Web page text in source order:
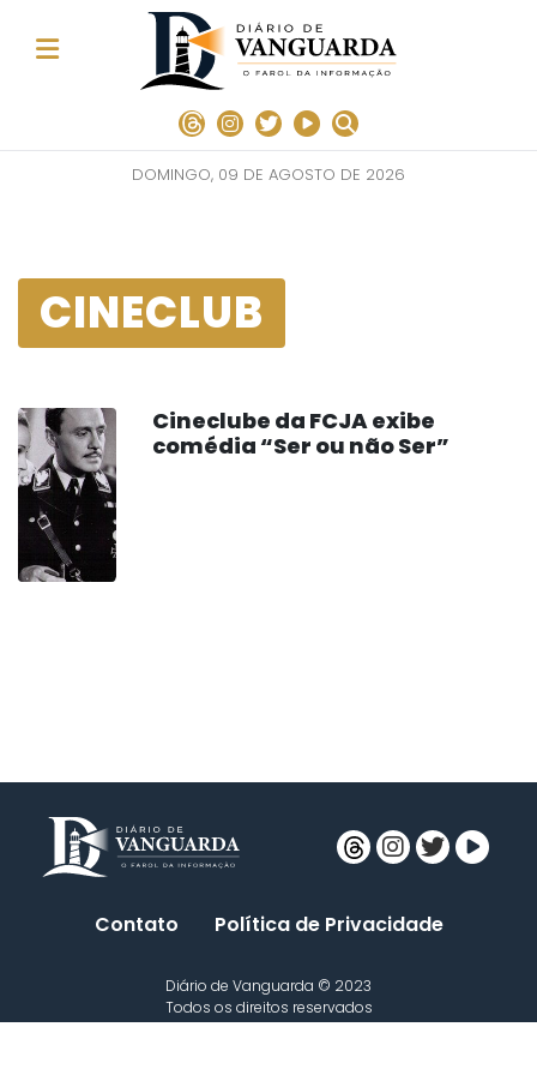
DOMINGO, 09 DE AGOSTO DE 2026
CINECLUB
Cineclube da FCJA exibe
comédia “Ser ou não Ser”
Contato Política de Privacidade
Diário de Vanguarda © 2023
Todos os direitos reservados